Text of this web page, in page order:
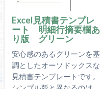
Excel見積書テンプレ
ート 明細行摘要欄あ
り版 グリーン
安心感のあるグリーンを基
調としたオーソドックスな
見積書テンプレートです。